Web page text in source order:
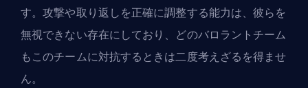
す。攻撃や取り返しを正確に調整する能力は、彼らを
無視できない存在にしており、どのバロラントチーム
もこのチームに対抗するときは二度考えざるを得ませ
ん。